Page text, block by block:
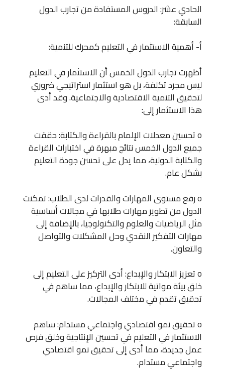
الحادي عشر: الدروس المستفادة من تجارب الدول
السابقة:
أ‌- أهمية الاستثمار في التعليم كمحرك للتنمية:
أظهرت تجارب الدول الخمس أن الاستثمار في التعليم
ليس مجرد تكلفة، بل هو استثمار استراتيجي ضروري
لتحقيق التنمية الاقتصادية والاجتماعية. وقد أدى
هذا الاستثمار إلى:
o تحسين معدلات الإلمام بالقراءة والكتابة: حققت
جميع الدول الخمس نتائج مبهرة في اختبارات القراءة
والكتابة الدولية، مما يدل على تحسن جودة التعليم
بشكل عام.
o رفع مستوى المهارات والقدرات لدى الطلاب: تمكنت
الدول من تطوير مهارات طلابها في مجالات أساسية
مثل الرياضيات والعلوم والتكنولوجيا، بالإضافة إلى
مهارات التفكير النقدي وحل المشكلات والتواصل
والتعاون.
o تعزيز الابتكار والإبداع: أدى التركيز على التعليم إلى
خلق بيئة مواتية للابتكار والإبداع، مما ساهم في
تحقيق تقدم في مختلف المجالات.
o تحقيق نمو اقتصادي واجتماعي مستدام: ساهم
الاستثمار في التعليم في تحسين الإنتاجية وخلق فرص
عمل جديدة، مما أدى إلى تحقيق نمو اقتصادي
واجتماعي مستدام.